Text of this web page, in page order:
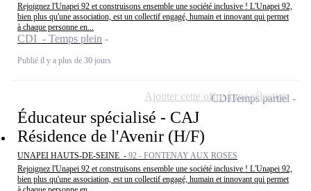
Rejoignez l'Unapei 92 et construisons ensemble une société inclusive ! L'Unapei 92,
bien plus qu'une association, est un collectif engagé, humain et innovant qui permet
à chaque personne en...
CDI - Temps plein
Publié il y a plus de 30 jours
Éducateur spécialisé - CAJ
Résidence de l'Avenir (H/F)
UNAPEI HAUTS-DE-SEINE - 92 - FONTENAY AUX ROSES
Rejoignez l'Unapei 92 et construisons ensemble une société inclusive ! L'Unapei 92,
bien plus qu'une association, est un collectif engagé, humain et innovant qui permet
CDITemps partiel
Ajouter cette offre à ma sélection